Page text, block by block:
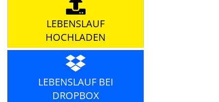
LEBENSLAUF
HOCHLADEN
LEBENSLAUF BEI
DROPBOX